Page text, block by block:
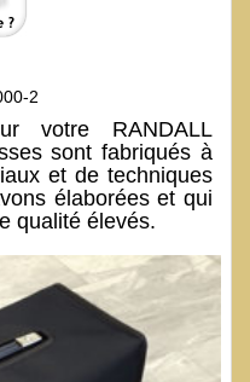
2
votre RANDALL
sont fabriqués à
et de techniques
élaborées et qui
qualité élevés.